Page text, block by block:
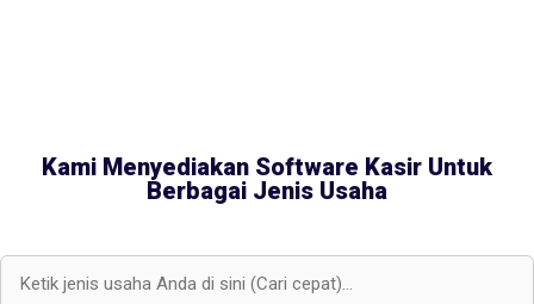
Kami Menyediakan Software Kasir Untuk
Berbagai Jenis Usaha